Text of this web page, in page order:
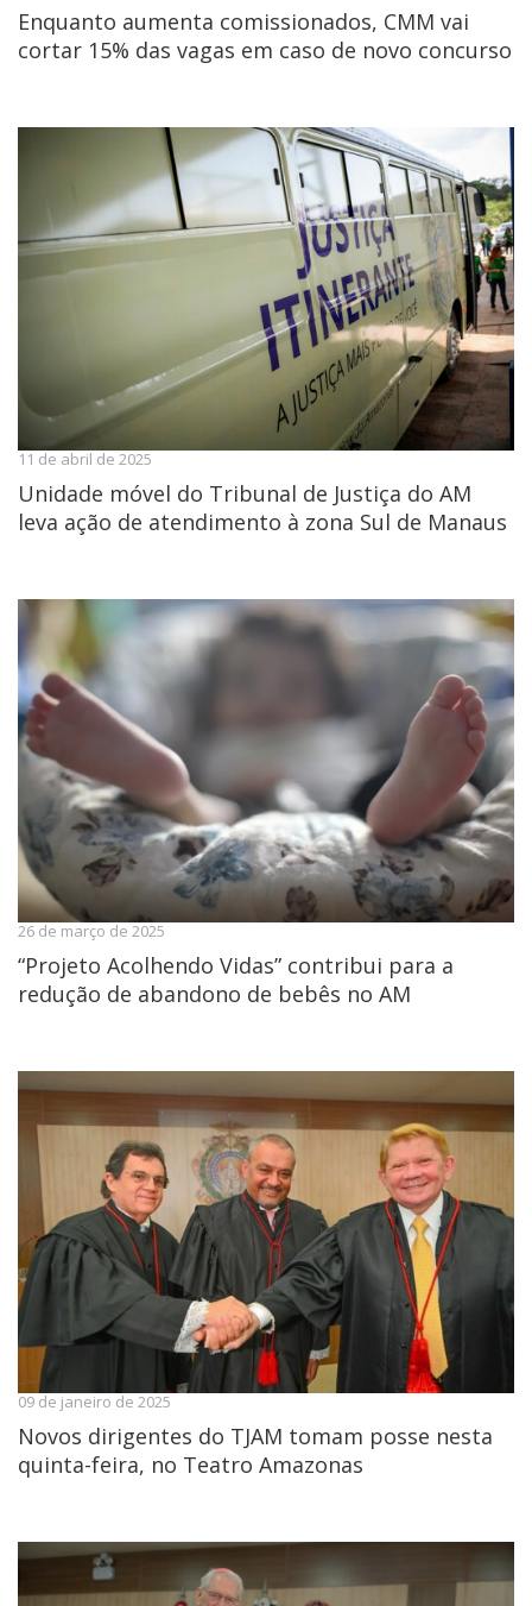
Enquanto aumenta comissionados, CMM vai
cortar 15% das vagas em caso de novo concurso
11 de abril de 2025
Unidade móvel do Tribunal de Justiça do AM
leva ação de atendimento à zona Sul de Manaus
26 de março de 2025
“Projeto Acolhendo Vidas” contribui para a
redução de abandono de bebês no AM
09 de janeiro de 2025
Novos dirigentes do TJAM tomam posse nesta
quinta-feira, no Teatro Amazonas